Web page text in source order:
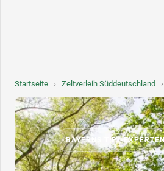
Startseite › Zeltverleih Süddeutschland ›
BAYERNS TIPI-